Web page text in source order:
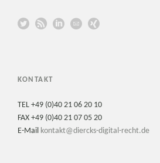
KONTAKT
TEL +49 (0)40 21 06 20 10
FAX +49 (0)40 21 07 05 20
E-Mail kontakt@diercks-digital-recht.de